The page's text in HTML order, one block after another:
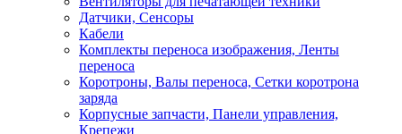
Датчики, Сенсоры
Кабели
Комплекты переноса изображения, Ленты
переноса
Коротроны, Валы переноса, Сетки коротрона
заряда
Корпусные запчасти, Панели управления,
Крепежи